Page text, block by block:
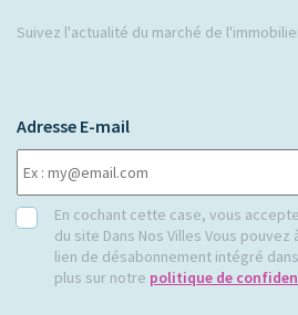
Suivez l'actualité du marché de
Adresse E-mail
RGPDEn cochant cette case, vous
du site Dans Nos Villes Vous
lien de désabonnement intégré
plus sur notre politique de